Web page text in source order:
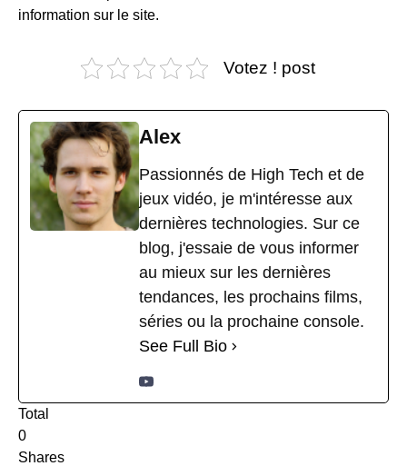
information sur le site.
Votez ! post
Alex
Passionnés de High Tech et de
jeux vidéo, je m'intéresse aux
dernières technologies. Sur ce
blog, j'essaie de vous informer
au mieux sur les dernières
tendances, les prochains films,
séries ou la prochaine console.
See Full Bio
Total
0
Shares